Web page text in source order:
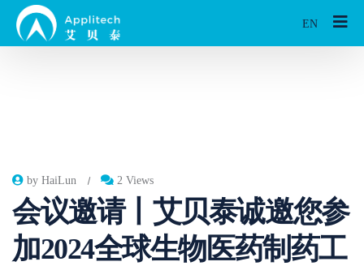
EN
by HaiLun 2 Views
会议邀请丨艾贝泰诚邀您参
加2024全球生物医药制药工